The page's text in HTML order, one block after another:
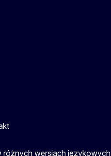
różnych wersjach językowych